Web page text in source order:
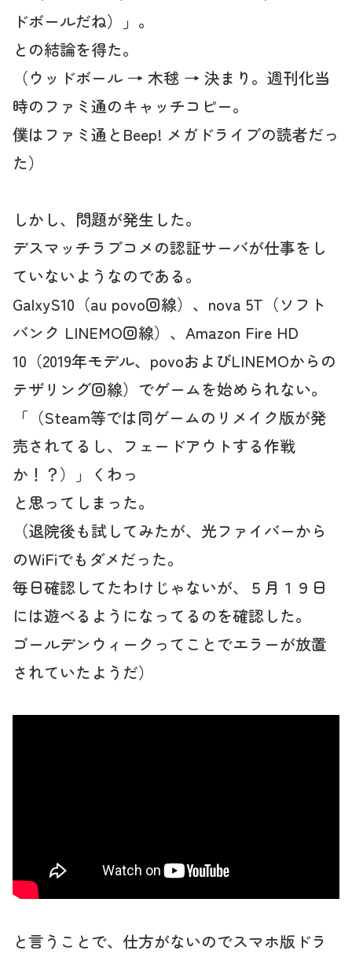
ドボールだね）」。
との結論を得た。
（ウッドボール → 木毬 → 決まり。週刊化当
時のファミ通のキャッチコピー。
僕はファミ通とBeep! メガドライブの読者だっ
た）
しかし、問題が発生した。
デスマッチラブコメの認証サーバが仕事をし
ていないようなのである。
GalxyS10（au povo回線）、nova 5T（ソフト
バンク LINEMO回線）、Amazon Fire HD
10（2019年モデル、povoおよびLINEMOからの
テザリング回線）でゲームを始められない。
「（Steam等では同ゲームのリメイク版が発
売されてるし、フェードアウトする作戦
か！？）」くわっ
と思ってしまった。
（退院後も試してみたが、光ファイバーから
のWiFiでもダメだった。
毎日確認してたわけじゃないが、５月１９日
には遊べるようになってるのを確認した。
ゴールデンウィークってことでエラーが放置
されていたようだ）
と言うことで、仕方がないのでスマホ版ドラ